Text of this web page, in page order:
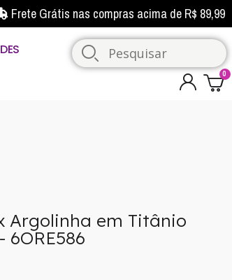
Frete Grátis nas compras acima de R$ 89,99
Argolinha em Titânio
6ORE586